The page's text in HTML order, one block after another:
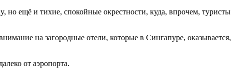
но ещё и тихие, спокойные окрестности, куда, впрочем, туристы
на загородные отели, которые в Сингапуре, оказывается,
от аэропорта.